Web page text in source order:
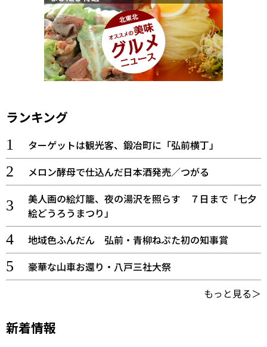
ランキング
ターゲットは観光客、鍛冶町に「弘前横丁」
メロン酵母で仕込んだ日本酒発売／つがる
美人画の絵灯籠、夜の湯沢を照らす ７日まで「七夕
絵どうろうまつり」
地域色ふんだん 弘前・青柳ねぷた初の知事賞
豪華な山車お還り・八戸三社大祭
もっと見る＞
新着情報